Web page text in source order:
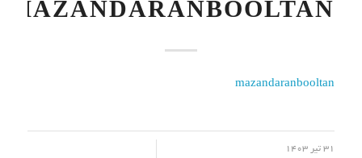
MAZANDARANBOOLTAN
mazandaranbooltan
31 تیر 1403